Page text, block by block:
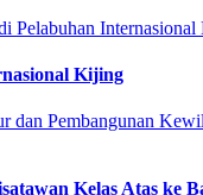
Kijing
Kelas Atas ke